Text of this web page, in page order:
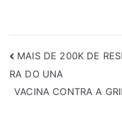
MAIS DE 200K DE
RA DO UNA
VACINA CONTRA A